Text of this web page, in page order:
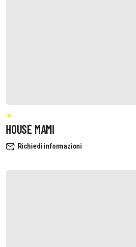
HOUSE MAMI
Richiedi informazioni